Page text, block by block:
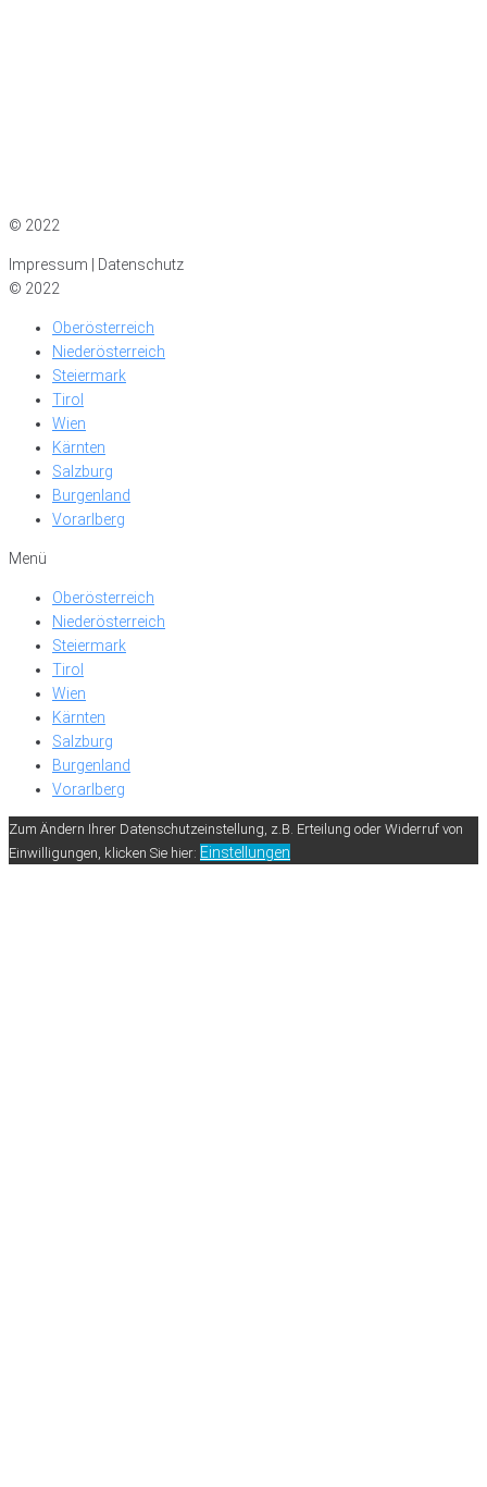
© 2022
Impressum | Datenschutz
© 2022
Oberösterreich
Niederösterreich
Steiermark
Tirol
Wien
Kärnten
Salzburg
Burgenland
Vorarlberg
Menü
Oberösterreich
Niederösterreich
Steiermark
Tirol
Wien
Kärnten
Salzburg
Burgenland
Vorarlberg
Zum Ändern Ihrer Datenschutzeinstellung, z.B. Erteilung oder Widerruf von
Einwilligungen, klicken Sie hier: Einstellungen